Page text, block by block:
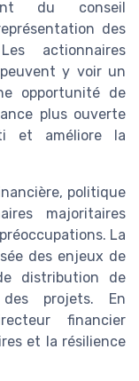
du conseil
des
actionnaires
y voir un
opportunité de
plus ouverte
et améliore la
politique
majoritaires
La
des enjeux de
distribution de
projets. En
financier
et la résilience